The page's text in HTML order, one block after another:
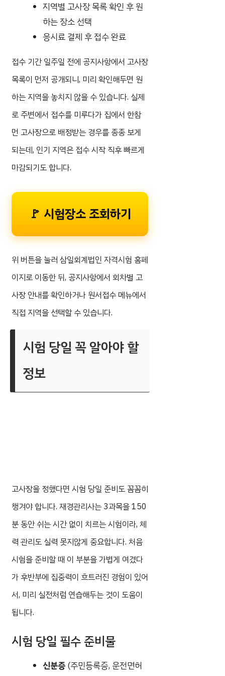
지역별 고사장 목록 확인 후 원
하는 장소 선택
응시료 결제 후 접수 완료
접수 기간 일주일 전에 공지사항에서 고사장
목록이 먼저 공개되니, 미리 확인해두면 원
하는 지역을 놓치지 않을 수 있습니다. 실제
로 주변에서 접수를 미루다가 집에서 한참
먼 고사장으로 배정받는 경우를 종종 보게
되는데, 인기 지역은 접수 시작 직후 빠르게
마감되기도 합니다.
🚩 시험장소 조회하기
위 버튼을 눌러 삼일회계법인 자격시험 홈페
이지로 이동한 뒤, 공지사항에서 회차별 고
사장 안내를 확인하거나 원서접수 메뉴에서
직접 지역을 선택할 수 있습니다.
시험 당일 꼭 알아야 할
정보
고사장을 정했다면 시험 당일 준비도 꼼꼼히
챙겨야 합니다. 재경관리사는 3과목을 150
분 동안 쉬는 시간 없이 치르는 시험이라, 체
력 관리도 실력 못지않게 중요합니다. 처음
시험을 준비할 때 이 부분을 가볍게 여겼다
가 후반부에 집중력이 흐트러진 경험이 있어
서, 미리 실전처럼 연습해두는 것이 도움이
됩니다.
시험 당일 필수 준비물
신분증 (주민등록증, 운전면허